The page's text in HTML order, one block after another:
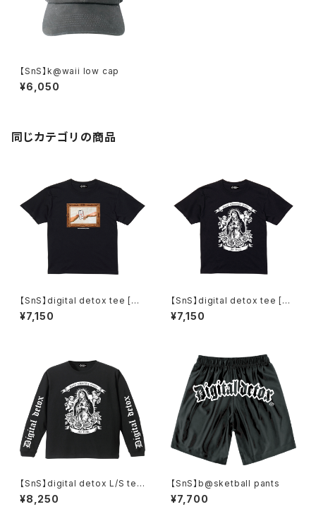
【SnS】k@waii low cap
¥6,050
同じカテゴリの商品
【SnS】digital detox tee [@
dam]
¥7,150
【SnS】digital detox tee [m
@ria]
¥7,150
【SnS】digital detox L/S tee
[m@ria]
¥8,250
【SnS】b@sketball pants
¥7,700